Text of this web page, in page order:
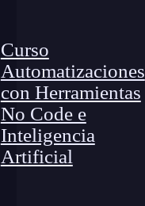
Curso
Automatizaciones
con Herramientas
No Code e
Inteligencia
Artificial